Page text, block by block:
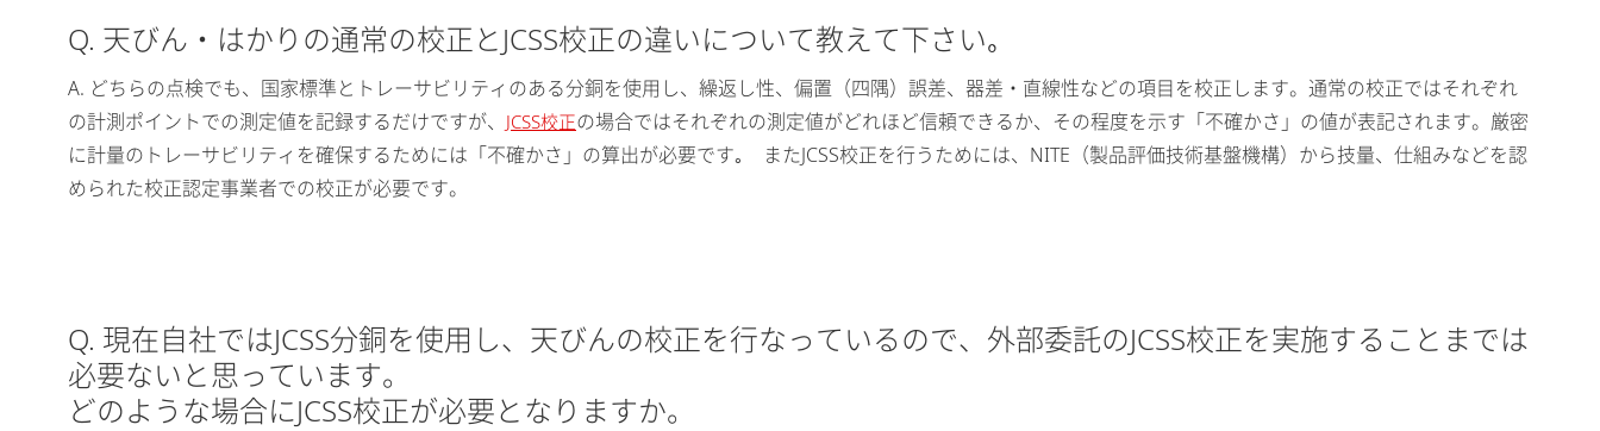
Q. 天びん・はかりの通常の校正とJCSS校正の違いについて教えて下さい｡
A. どちらの点検でも、国家標準とトレーサビリティのある分銅を使用し、繰返し性、偏置（四隅）誤差、器差・直線性などの項目を校正します。通常の校正ではそれぞれ
の計測ポイントでの測定値を記録するだけですが、 JCSS校正の場合ではそれぞれの測定値がどれほど信頼できるか、その程度を示す「不確かさ」の値が表記されます。厳密
に計量のトレーサビリティを確保するためには「不確かさ」の算出が必要です｡ またJCSS校正を行うためには、NITE（製品評価技術基盤機構）から技量、仕組みなどを認
められた校正認定事業者での校正が必要です。
Q. 現在自社ではJCSS分銅を使用し、天びんの校正を行なっているので、外部委託のJCSS校正を実施することまでは
必要ないと思っています。
どのような場合にJCSS校正が必要となりますか。